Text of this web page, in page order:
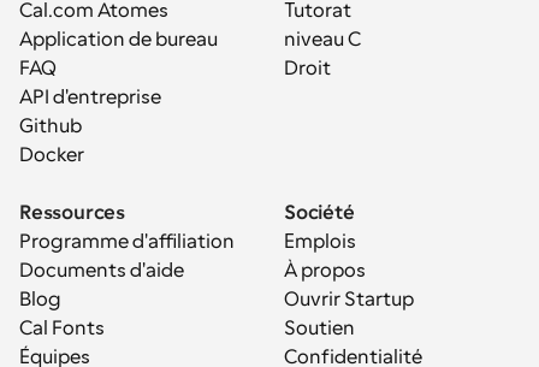
Cal.com Atomes
Application de bureau
FAQ
API d'entreprise
Github
Docker
Tutorat
niveau C
Droit
Ressources
Programme d'affiliation
Documents d'aide
Blog
Cal Fonts
Équipes
Société
Emplois
À propos
Ouvrir Startup
Soutien
Confidentialité